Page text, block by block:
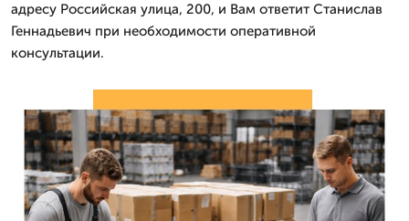
адресу Российская улица, 200, и Вам ответит Станислав
Геннадьевич при необходимости оперативной
консультации.